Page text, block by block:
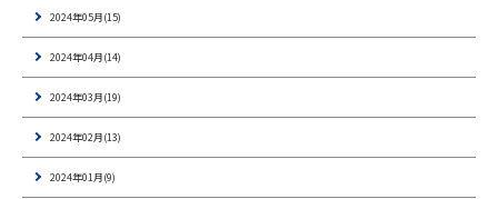
2024年05月(15)
2024年04月(14)
2024年03月(19)
2024年02月(13)
2024年01月(9)